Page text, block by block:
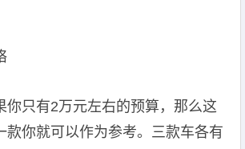
你只有2万元左右的预算，那么这
款你就可以作为参考。三款车各有